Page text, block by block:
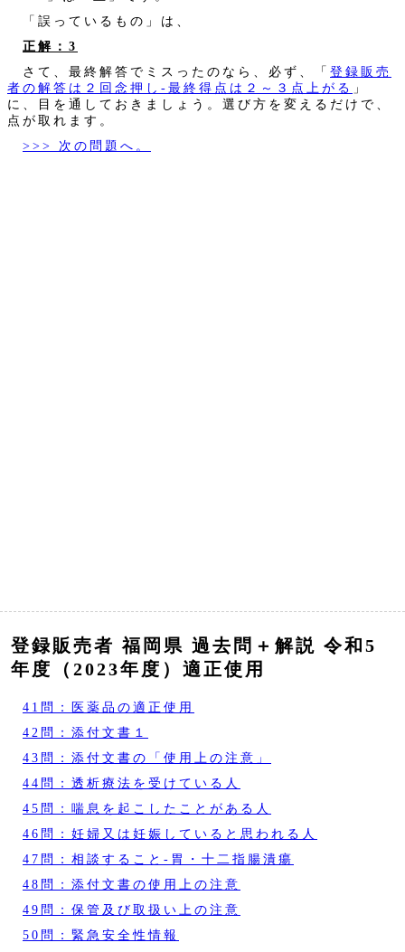
「誤っているもの」は、
正解：3
さて、最終解答でミスったのなら、必ず、「 登録販売
者の解答は２回念押し‐最終得点は２～３点上がる 」
に、目を通しておきましょう。選び方を変えるだけで、
点が取れます。
>>> 次の問題へ。
登録販売者 福岡県 過去問＋解説 令和5
年度（2023年度）適正使用
41問：医薬品の適正使用
42問：添付文書１
43問：添付文書の「使用上の注意」
44問：透析療法を受けている人
45問：喘息を起こしたことがある人
46問：妊婦又は妊娠していると思われる人
47問：相談すること‐胃・十二指腸潰瘍
48問：添付文書の使用上の注意
49問：保管及び取扱い上の注意
50問：緊急安全性情報